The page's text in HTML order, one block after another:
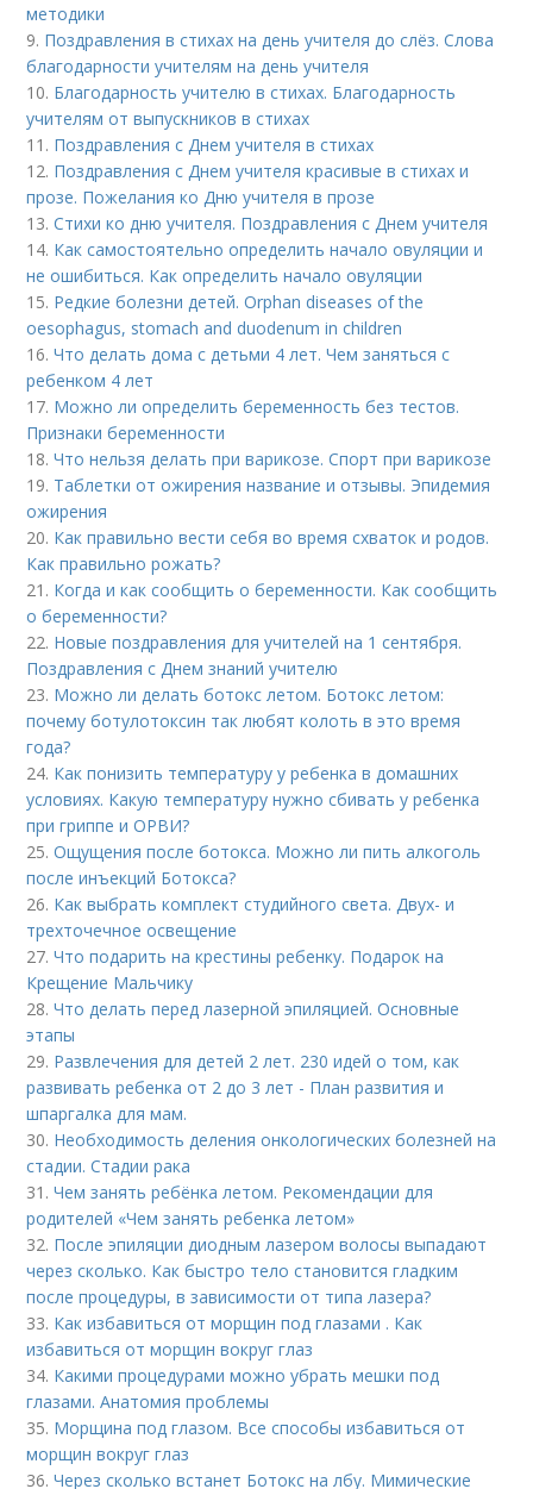
методики
9. Поздравления в стихах на день учителя до слёз. Слова
благодарности учителям на день учителя
10. Благодарность учителю в стихах. Благодарность
учителям от выпускников в стихах
11. Поздравления с Днем учителя в стихах
12. Поздравления с Днем учителя красивые в стихах и
прозе. Пожелания ко Дню учителя в прозе
13.Стихи ко дню учителя. Поздравления с Днем учителя
14. Как самостоятельно определить начало овуляции и
не ошибиться. Как определить начало овуляции
15. Редкие болезни детей. Orphan diseases of the
oesophagus, stomach and duodenum in children
16.Что делать дома с детьми 4 лет. Чем заняться с
ребенком 4 лет
17. Можно ли определить беременность без тестов.
Признаки беременности
18.Что нельзя делать при варикозе. Спорт при варикозе
19. Таблетки от ожирения название и отзывы. Эпидемия
ожирения
20. Как правильно вести себя во время схваток и родов.
Как правильно рожать?
21. Когда и как сообщить о беременности. Как сообщить
о беременности?
22. Новые поздравления для учителей на 1 сентября.
Поздравления с Днем знаний учителю
23. Можно ли делать ботокс летом. Ботокс летом:
почему ботулотоксин так любят колоть в это время
года?
24. Как понизить температуру у ребенка в домашних
условиях. Какую температуру нужно сбивать у ребенка
при гриппе и ОРВИ?
25.Ощущения после ботокса. Можно ли пить алкоголь
после инъекций Ботокса?
26. Как выбрать комплект студийного света. Двух- и
трехточечное освещение
27.Что подарить на крестины ребенку. Подарок на
Крещение Мальчику
28.Что делать перед лазерной эпиляцией. Основные
этапы
29. Развлечения для детей 2 лет. 230 идей о том, как
развивать ребенка от 2 до 3 лет - План развития и
шпаргалка для мам.
30. Необходимость деления онкологических болезней на
стадии. Стадии рака
31.Чем занять ребёнка летом. Рекомендации для
родителей «Чем занять ребенка летом»
32. После эпиляции диодным лазером волосы выпадают
через сколько. Как быстро тело становится гладким
после процедуры, в зависимости от типа лазера?
33. Как избавиться от морщин под глазами . Как
избавиться от морщин вокруг глаз
34. Какими процедурами можно убрать мешки под
глазами. Анатомия проблемы
35. Морщина под глазом. Все способы избавиться от
морщин вокруг глаз
36.Через сколько встанет Ботокс на лбу. Мимические